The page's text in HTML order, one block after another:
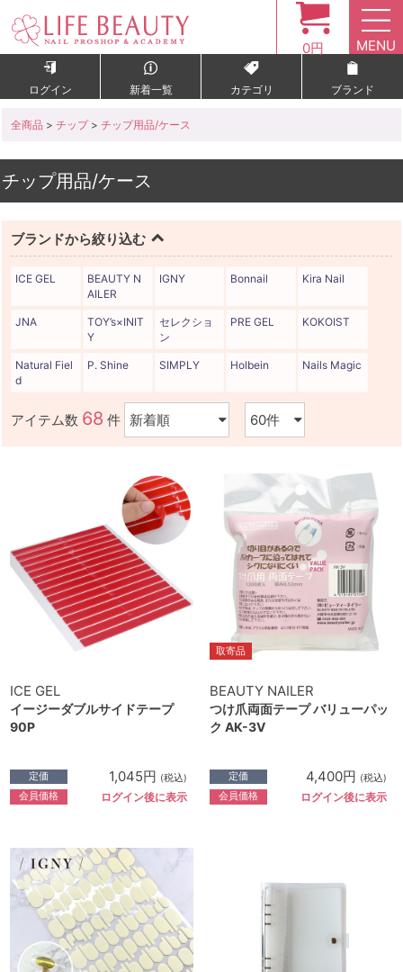
0円 MENU
ログイン 新着一覧 カテゴリ ブランド
全商品 > チップ> チップ用品/ケース
チップ用品/ケース
ブランドから絞り込む
ICE GEL
BEAUTY N
AILER
IGNY Bonnail Kira Nail
JNA
TOY’s×INIT
Y
セレクショ
ン
PRE GEL KOKOIST
Natural Fiel
d
P. Shine SIMPLY Holbein Nails Magic
アイテム数 68 件
ICE GEL
イージーダブルサイドテープ
90P
定価 1,045円 (税込)
会員価格 ログイン後に表示
取寄品
BEAUTY NAILER
つけ爪両面テープ バリューパッ
ク AK-3V
定価 4,400円 (税込)
会員価格 ログイン後に表示